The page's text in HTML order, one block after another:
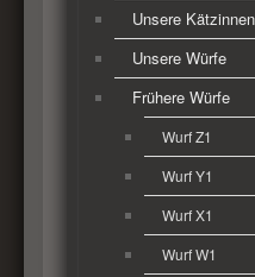
Unsere Kätzinnen
Unsere Würfe
Frühere Würfe
Wurf Z1
Wurf Y1
Wurf X1
Wurf W1